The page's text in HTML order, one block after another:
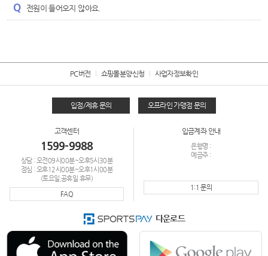
전원이 들어오지 않아요.
PC버전 쇼핑몰분양신청 사업자정보확인
입점/제휴 문의 오프라인 가맹점 문의
고객센터
1599-9988
상담 : 오전09시00분~오후5시30분
점심 : 오후12시00분~오후1시00분
(토요일,공휴일 휴무)
FAQ
입금계좌 안내
은행명 :
예금주 :
1:1 문의
다운로드